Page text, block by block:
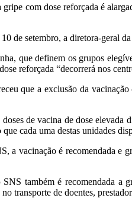
com dose reforçada é
de setembro, a diretora-geral
que definem os grupos
reforçada “decorrerá nos
que a exclusão da
de vacina de dose elevada
cada uma destas unidades
a vacinação é recomendada e
também é recomendada a
transporte de doentes,